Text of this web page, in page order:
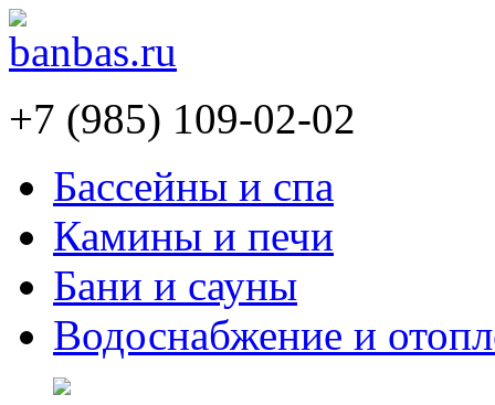
+7 (985) 109-02-02
Бассейны и спа
Камины и печи
Бани и сауны
Водоснабжение и